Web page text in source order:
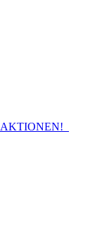
AKTIONEN!